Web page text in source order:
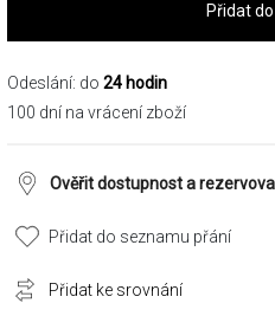
Přidat
Odeslání: do 24 hodin
100 dní na vrácení zboží
Ověřit dostupnost a
Přidat do seznamu přání
Přidat ke srovnání